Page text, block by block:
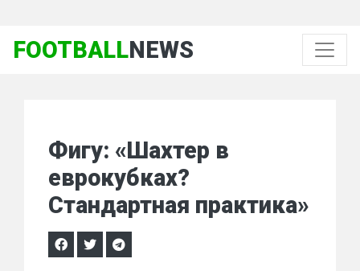
FOOTBALLNEWS
Фигу: «Шахтер в
еврокубках?
Стандартная практика»